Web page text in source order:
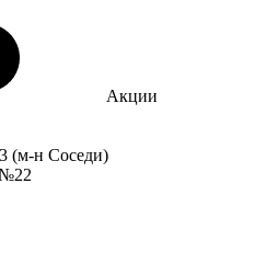
Акции
(м-н Соседи)